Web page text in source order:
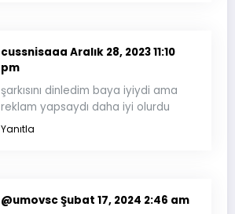
cussnisaaa Aralık 28, 2023 11:10
pm
şarkısını dinledim baya iyiydi ama
reklam yapsaydı daha iyi olurdu
Yanıtla
@umovscŞubat 17, 2024 2:46 am